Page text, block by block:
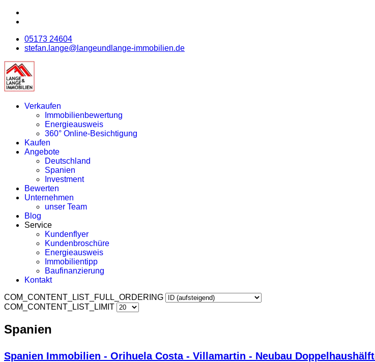
05173 24604
stefan.lange@langeundlange-immobilien.de
Verkaufen
Immobilienbewertung
Energieausweis
360° Online-Besichtigung
Kaufen
Angebote
Deutschland
Spanien
Investment
Bewerten
Unternehmen
unser Team
Blog
Service
Kundenflyer
Kundenbroschüre
Energieausweis
Immobilientipp
Baufinanzierung
Kontakt
COM_CONTENT_LIST_FULL_ORDERING
COM_CONTENT_LIST_LIMIT
Spanien
Spanien Immobilien - Orihuela Costa - Villamartin - Neubau